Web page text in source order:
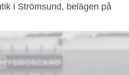
i Strömsund, belägen på